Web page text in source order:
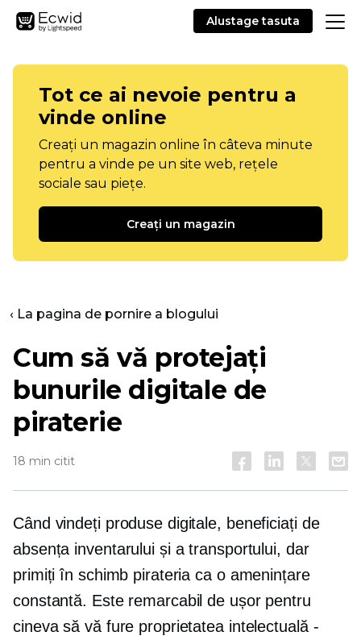
Alustage tasuta
Tot ce ai nevoie pentru a
vinde online
Creați un magazin online în câteva minute
pentru a vinde pe un site web, rețele
sociale sau piețe.
Creați un magazin
‹ La pagina de pornire a blogului
Cum să vă protejați
bunurile digitale de
piraterie
18 min citit
Când vindeți produse digitale, beneficiați de
absența inventarului și a transportului, dar
primiți în schimb pirateria ca o amenințare
constantă. Este remarcabil de ușor pentru
cineva să vă fure proprietatea intelectuală -